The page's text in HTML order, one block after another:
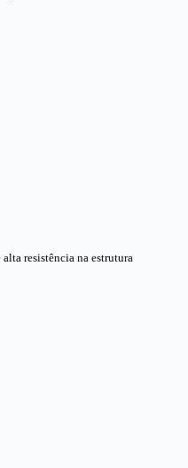
resistência na estrutura